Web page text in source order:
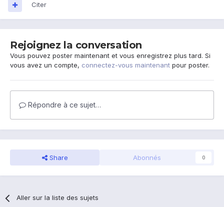
Citer
Rejoignez la conversation
Vous pouvez poster maintenant et vous enregistrez plus tard. Si
vous avez un compte, connectez-vous maintenant pour poster.
Répondre à ce sujet…
Share Abonnés 0
Aller sur la liste des sujets